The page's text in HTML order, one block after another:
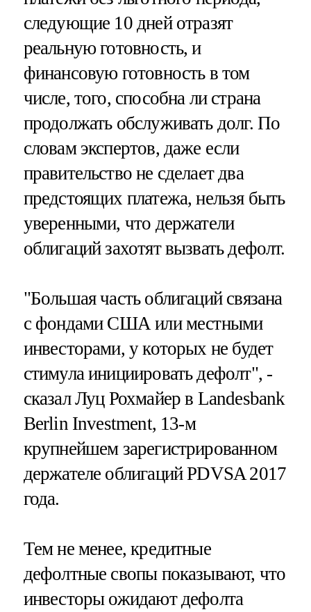
следующие 10 дней отразят
реальную готовность, и
финансовую готовность в том
числе, того, способна ли страна
продолжать обслуживать долг. По
словам экспертов, даже если
правительство не сделает два
предстоящих платежа, нельзя быть
уверенными, что держатели
облигаций захотят вызвать дефолт.
"Большая часть облигаций связана
с фондами США или местными
инвесторами, у которых не будет
стимула инициировать дефолт", -
сказал Луц Рохмайер в Landesbank
Berlin Investment, 13-м
крупнейшем зарегистрированном
держателе облигаций PDVSA 2017
года.
Тем не менее, кредитные
дефолтные свопы показывают, что
инвесторы ожидают дефолта